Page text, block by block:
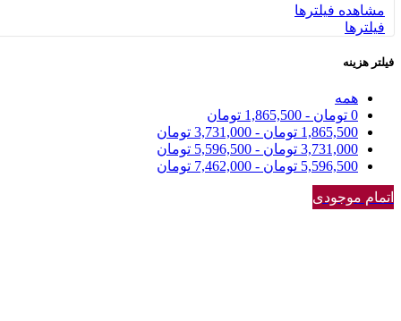
مشاهده فیلترها
فیلترها
فیلتر هزینه
همه
0 تومان -
1,865,500 تومان
1,865,500 تومان -
3,731,000 تومان
3,731,000 تومان -
5,596,500 تومان
5,596,500 تومان -
7,462,000 تومان
اتمام موجودی